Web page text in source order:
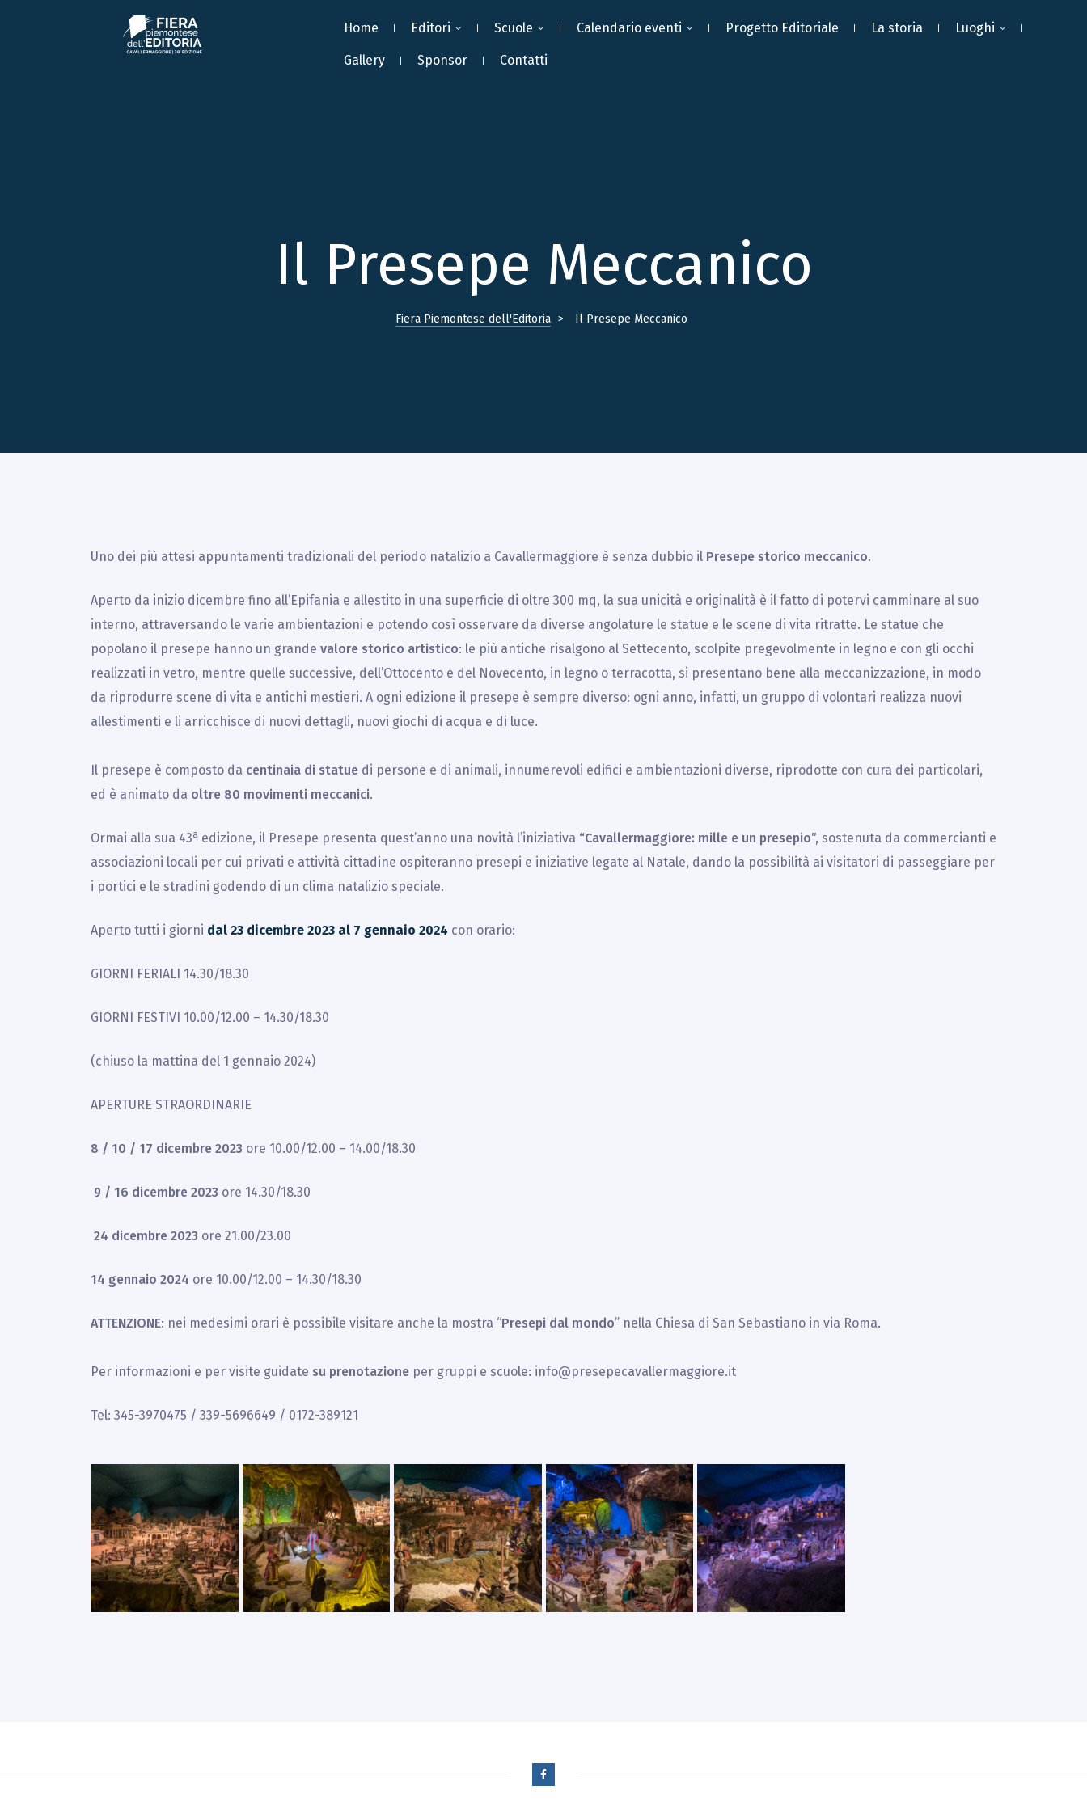
Home Editori Scuole Calendario eventi Progetto Editoriale La storia Luoghi
Gallery Sponsor Contatti
Il Presepe Meccanico
Fiera Piemontese dell'Editoria > Il Presepe Meccanico
Uno dei più attesi appuntamenti tradizionali del periodo natalizio a Cavallermaggiore è senza dubbio il Presepe storico meccanico.
Aperto da inizio dicembre fino all’Epifania e allestito in una superficie di oltre 300 mq, la sua unicità e originalità è il fatto di potervi camminare al suo
interno, attraversando le varie ambientazioni e potendo così osservare da diverse angolature le statue e le scene di vita ritratte. Le statue che
popolano il presepe hanno un grande valore storico artistico: le più antiche risalgono al Settecento, scolpite pregevolmente in legno e con gli occhi
realizzati in vetro, mentre quelle successive, dell’Ottocento e del Novecento, in legno o terracotta, si presentano bene alla meccanizzazione, in modo
da riprodurre scene di vita e antichi mestieri. A ogni edizione il presepe è sempre diverso: ogni anno, infatti, un gruppo di volontari realizza nuovi
allestimenti e li arricchisce di nuovi dettagli, nuovi giochi di acqua e di luce.
Il presepe è composto da centinaia di statue di persone e di animali, innumerevoli edifici e ambientazioni diverse, riprodotte con cura dei particolari,
ed è animato da oltre 80 movimenti meccanici.
Ormai alla sua 43a edizione, il Presepe presenta quest’anno una novità l’iniziativa “Cavallermaggiore: mille e un presepio”, sostenuta da commercianti e
associazioni locali per cui privati e attività cittadine ospiteranno presepi e iniziative legate al Natale, dando la possibilità ai visitatori di passeggiare per
i portici e le stradini godendo di un clima natalizio speciale.
Aperto tutti i giorni dal 23 dicembre 2023 al 7 gennaio 2024 con orario:
GIORNI FERIALI 14.30/18.30
GIORNI FESTIVI 10.00/12.00 – 14.30/18.30
(chiuso la mattina del 1 gennaio 2024)
APERTURE STRAORDINARIE
8 / 10 / 17 dicembre 2023 ore 10.00/12.00 – 14.00/18.30
9 / 16 dicembre 2023 ore 14.30/18.30
24 dicembre 2023 ore 21.00/23.00
14 gennaio 2024 ore 10.00/12.00 – 14.30/18.30
ATTENZIONE: nei medesimi orari è possibile visitare anche la mostra “Presepi dal mondo” nella Chiesa di San Sebastiano in via Roma.
Per informazioni e per visite guidate su prenotazione per gruppi e scuole: info@presepecavallermaggiore.it
Tel: 345-3970475 / 339-5696649 / 0172-389121